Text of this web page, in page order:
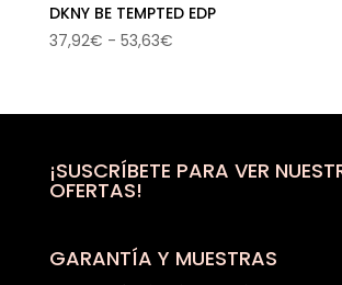
DKNY BE TEMPTED EDP
37,92€ - 53,63€Rango
desde
hasta
¡SUSCRÍBETE PARA VER
OFERTAS!
GARANTÍA Y MUESTRAS